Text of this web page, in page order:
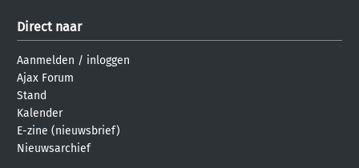
Direct naar
Aanmelden / inloggen
Ajax Forum
Stand
Kalender
E-zine (nieuwsbrief)
Nieuwsarchief